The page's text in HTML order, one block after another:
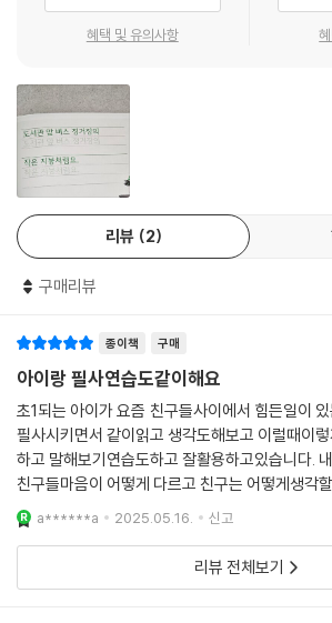
습니다. “그런 말은 안 했으면 좋겠어.” 이 밖에도
것은 어떨까요? 문장을 쓰면서 한 번 더 마음속으
에서 일어나는 상황 속에서 주눅 들지 않고 이야기
어른들께 예의 바르게 마음을 전하는 당당한 말
아이들에게는 나와 내 또래뿐만 아니라 나와 소통
들에게도 할 말을 예의 바르게 전할 수 있는 말들이
른들에게 하고 싶은 말을 예의 바른 말을 ‘당당한
을 찾아갑니다. 어린이 독자들은 생활에서 자주 쓰
을 어렵지 않게 익히면서 한 편의 시 문학을 읽는
니다. 이제 『똑똑한 말 당당한 말 따라쓰기』과 함
다시 새기면서 마음속에 자신감과 안정감을 얻을
[작가의 말]
자신을 지키고, 이 세상을 당당하게 살아가기 위해
법을 익혀야 합니다. 그것이야말로 서로 어울려 사
른 의사소통의 방법입니다. 이 책을 통해 당당하
혜택 및 유의사항
리뷰 2
구매리뷰
종이책 구매
아이랑 필사연습도같이해요
초1되는 아이가 요즘 친구들사이에서 힘든일이
필사시키면서 같이읽고 생각도해보고 이럴때이
하고 말해보기연습도하고 잘활용하고있습니다.
친구들마음이 어떻게 다르고 친구는 어떻게생각
지 알려줘서감사해요
a******a 2025.05.16. 신고
리뷰 전체보기